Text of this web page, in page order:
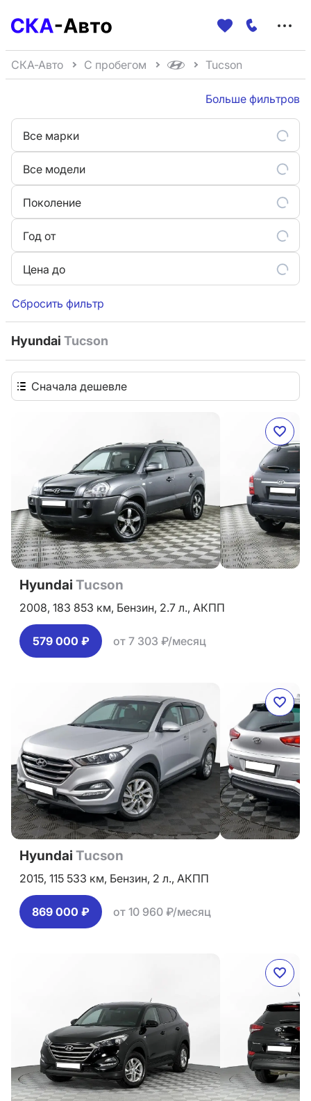
СКА-Авто С пробегом Tucson
Больше фильтров
Все марки
Все модели
Поколение
Год от
Цена до
Сбросить фильтр
Hyundai Tucson
Сначала дешевле
Hyundai Tucson
2008, 183 853 км, Бензин, 2.7 л., АКПП
579 000 ₽ от 7 303 ₽/месяц
Hyundai Tucson
2015, 115 533 км, Бензин, 2 л., АКПП
869 000 ₽ от 10 960 ₽/месяц